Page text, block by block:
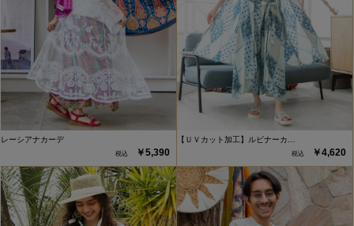
レーシアナカーデ
￥5,390
【ＵＶカット加工】ルビナーカ…
￥4,620